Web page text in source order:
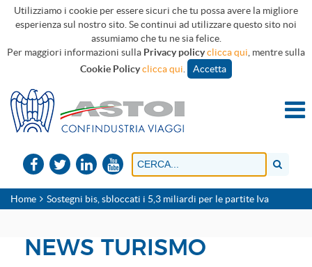
Utilizziamo i cookie per essere sicuri che tu possa avere la migliore
esperienza sul nostro sito. Se continui ad utilizzare questo sito noi
assumiamo che tu ne sia felice.
Per maggiori informazioni sulla Privacy policyclicca qui , mentre sulla
Cookie Policyclicca qui Accetta
Home Sostegni bis, sbloccati i 5,3 miliardi per le partite Iva
NEWS TURISMO